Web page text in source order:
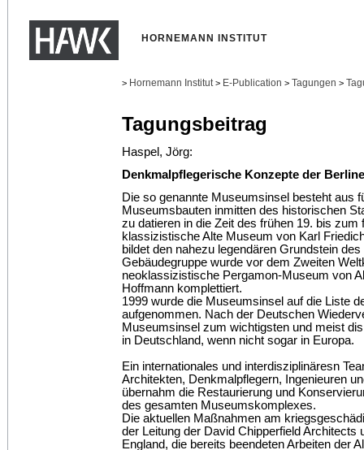
HORNEMANN INSTITUT
> Hornemann Institut > E-Publication > Tagungen >
Tagungsbeitrag
Haspel, Jörg:
Denkmalpflegerische Konzepte der
Die so genannte Museumsinsel besteht aus
Museumsbauten inmitten des historischen
zu datieren in die Zeit des frühen 19. bis
klassizistische Alte Museum von Karl
bildet den nahezu legendären Grundstein
Gebäudegruppe wurde vor dem Zweiten
neoklassizistische Pergamon-Museum von
Hoffmann komplettiert.
1999 wurde die Museumsinsel auf die Liste
aufgenommen. Nach der Deutschen
Museumsinsel zum wichtigsten und meist
in Deutschland, wenn nicht sogar in Europa.
Ein internationales und interdisziplinäresn
Architekten, Denkmalpflegern, Ingenieuren
übernahm die Restaurierung und
des gesamten Museumskomplexes.
Die aktuellen Maßnahmen am
der Leitung der David Chipperfield Architects
England, die bereits beendeten Arbeiten der